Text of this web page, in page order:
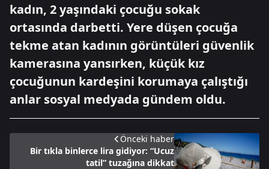
kadın, 2 yaşındaki çocuğu sokak
ortasında darbetti. Yere düşen çocuğa
tekme atan kadının görüntüleri güvenlik
kamerasına yansırken, küçük kız
çocuğunun kardeşini korumaya çalıştığı
anlar sosyal medyada gündem oldu.
Önceki haber
Bir tıkla binlerce lira gidiyor: “Ucuz
tatil” tuzağına dikkat